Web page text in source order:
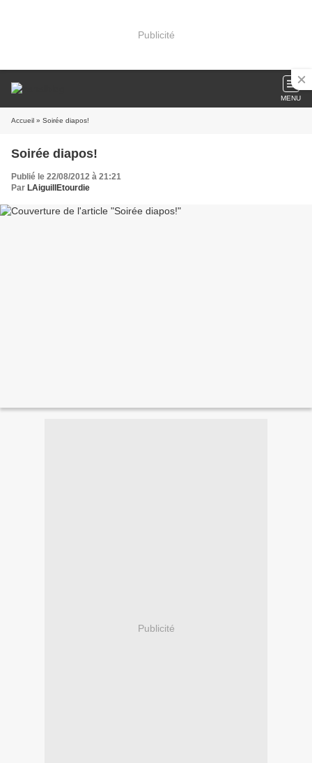
Publicité
MENU
Accueil » Soirée diapos!
Soirée diapos!
Publié le 22/08/2012 à 21:21
Par LAiguillEtourdie
Publicité